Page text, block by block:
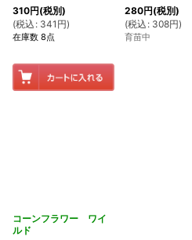
310円(税別)
(税込 : 341 円)
在庫数 8点
280円(税別)
(税込 : 308円)
育苗中
コーンフラワー ワイ
ルド